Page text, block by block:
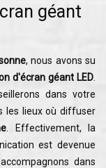
géant
, nous avons su
d'écran géant LED
dans votre
les lieux où diffuser
. Effectivement, la
est devenue
dans